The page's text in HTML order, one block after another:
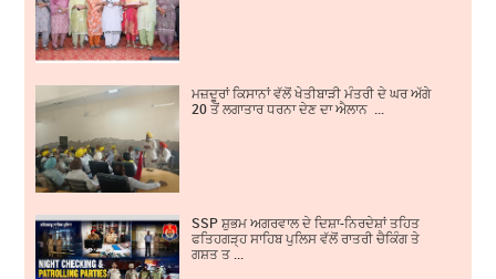
ਮਜ਼ਦੂਰਾਂ ਕਿਸਾਨਾਂ ਵੱਲੋਂ ਖੇਤੀਬਾੜੀ ਮੰਤਰੀ ਦੇ ਘਰ ਅੱਗੇ
20 ਤੋਂ ਲਗਾਤਾਰ ਧਰਨਾ ਦੇਣ ਦਾ ਐਲਾਨ ...
SSP ਸ਼ੁਭਮ ਅਗਰਵਾਲ ਦੇ ਦਿਸ਼ਾ-ਨਿਰਦੇਸ਼ਾਂ ਤਹਿਤ
ਫਤਿਹਗੜ੍ਹ ਸਾਹਿਬ ਪੁਲਿਸ ਵੱਲੋਂ ਰਾਤਰੀ ਚੈਕਿੰਗ ਤੇ
ਗਸ਼ਤ ਤ ...